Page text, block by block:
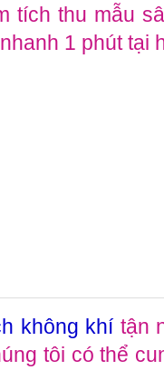
tích thu mẫu
1 phút tại
không khí tận
tôi có thể